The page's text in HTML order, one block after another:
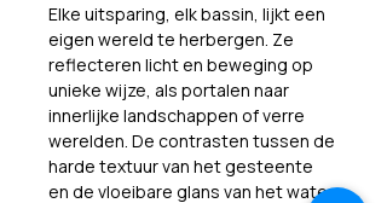
Elke uitsparing, elk bassin, lijkt een
eigen wereld te herbergen. Ze
reflecteren licht en beweging op
unieke wijze, als portalen naar
innerlijke landschappen of verre
werelden. De contrasten tussen de
harde textuur van het gesteente
en de vloeibare glans van het water